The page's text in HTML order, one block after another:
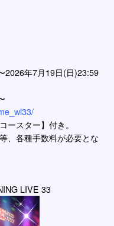
2026年7月19日(日)23:59
ースター】付き。
、各種手数料が必要とな
LIVE 33